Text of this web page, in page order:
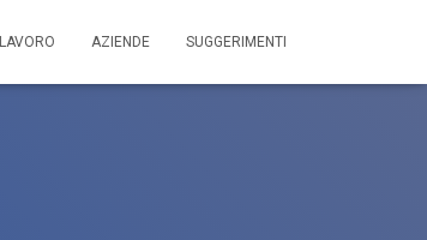
LAVORO AZIENDE SUGGERIMENTI